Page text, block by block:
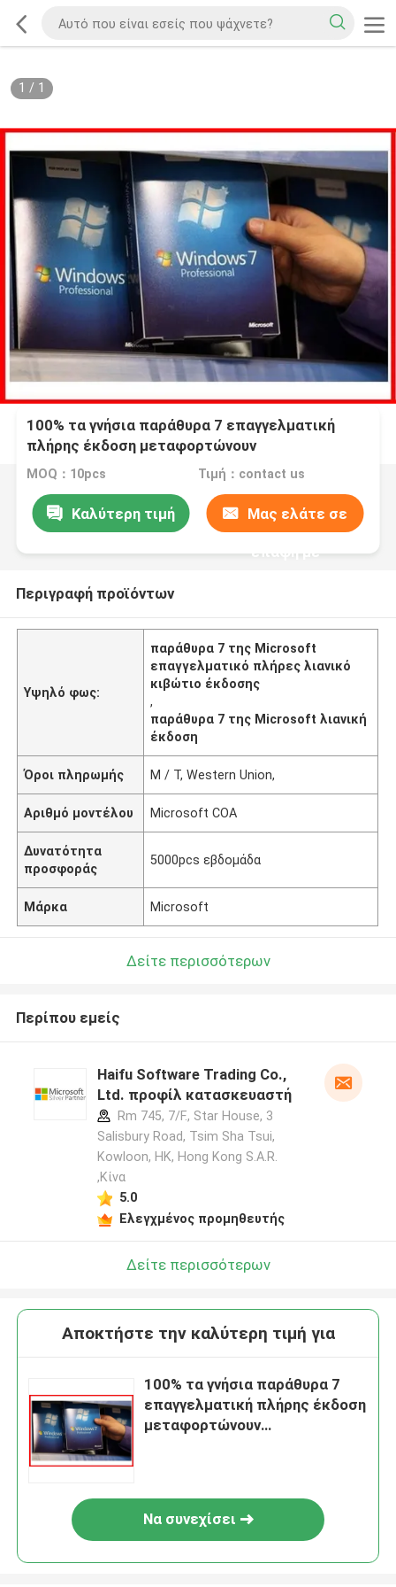
1 / 1
100% τα γνήσια παράθυρα 7 επαγγελματική
πλήρης έκδοση μεταφορτώνουν
εξηντατετράμπιτο Sp1
MOQ：10pcs Τιμή：contact us
Καλύτερη τιμή Μας ελάτε σε
επαφή με
Περιγραφή προϊόντων
Υψηλό φως:
παράθυρα 7 της Microsoft
επαγγελματικό πλήρες λιανικό
κιβώτιο έκδοσης
,
παράθυρα 7 της Microsoft λιανική
έκδοση
Όροι πληρωμής Μ / Τ, Western Union,
Αριθμό μοντέλου Microsoft COA
Δυνατότητα
προσφοράς
5000pcs εβδομάδα
Μάρκα Microsoft
Δείτε περισσότερων
Περίπου εμείς
Haifu Software Trading Co.,
Ltd. προφίλ κατασκευαστή
Rm 745, 7/F., Star House, 3
Salisbury Road, Tsim Sha Tsui,
Kowloon, HK, Hong Kong S.A.R.
,Κίνα
5.0
Ελεγχμένος προμηθευτής
Δείτε περισσότερων
Αποκτήστε την καλύτερη τιμή για
100% τα γνήσια παράθυρα 7
επαγγελματική πλήρης έκδοση
μεταφορτώνουν
Να συνεχίσει